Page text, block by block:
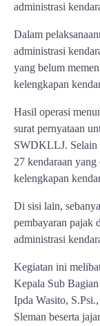
administrasi
Dalam
administrasi
yang belum
kelengkapan
Hasil operasi
surat pernyataan
SWDKLLJ. Selain
27 kendaraan
kelengkapan
Di sisi lain,
pembayaran pajak
administrasi
Kegiatan ini
Kepala Sub
Ipda Wasito,
Sleman beserta